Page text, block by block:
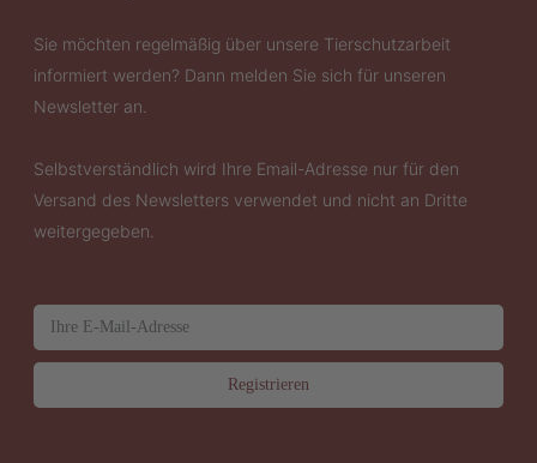
Sie möchten regelmäßig über unsere Tierschutzarbeit
informiert werden? Dann melden Sie sich für unseren
Newsletter an.
Selbstverständlich wird Ihre Email-Adresse nur für den
Versand des Newsletters verwendet und nicht an Dritte
weitergegeben.